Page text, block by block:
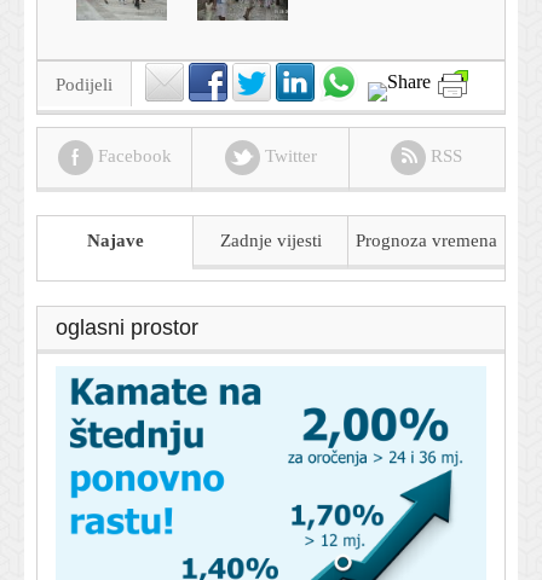
Podijeli
Facebook Twitter RSS
Najave Zadnje vijesti Prognoza vremena
oglasni prostor